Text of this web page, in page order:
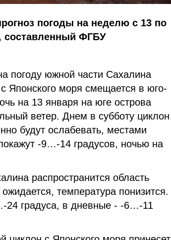
погоды на неделю с 13 по
составленный ФГБУ
погоду южной части Сахалина
Японского моря смещается в юго-
на 13 января на юге острова
ветер. Днем в субботу циклон
будут ослабевать, местами
-9…-14 градусов, ночью на
распространится область
температура понизится.
24 градуса, в дневные - -6…-11